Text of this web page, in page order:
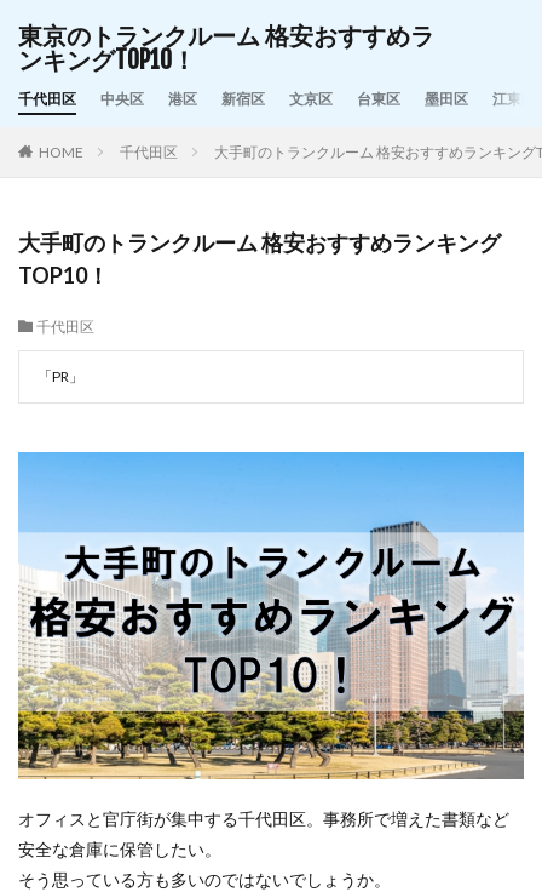
東京のトランクルーム 格安おすすめラ
ンキングTOP10！
千代田区 中央区 港区 新宿区 文京区 台東区 墨田区 江東区
HOME 千代田区 大手町のトランクルーム 格安おすすめランキング
大手町のトランクルーム 格安おすすめランキング
TOP10！
千代田区
「PR」
オフィスと官庁街が集中する千代田区。事務所で増えた書類など
安全な倉庫に保管したい。
そう思っている方も多いのではないでしょうか。